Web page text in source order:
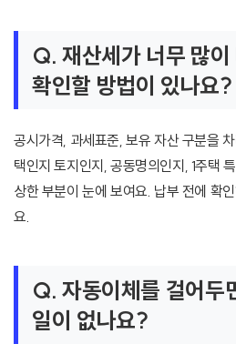
Q. 재산세가 너무 많이
확인할 방법이 있나요?
공시가격, 과세표준, 보유 자산 구분을
택인지 토지인지, 공동명의인지, 1주택
상한 부분이 눈에 보여요. 납부 전에 확
요.
Q. 자동이체를 걸어두
일이 없나요?